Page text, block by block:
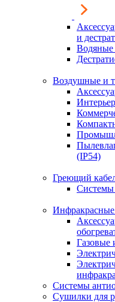
и
Водяные
Воздушные и
(IP54)
Греющий
Системы
Инфракрасные
Газовые
Системы
Сушилки для